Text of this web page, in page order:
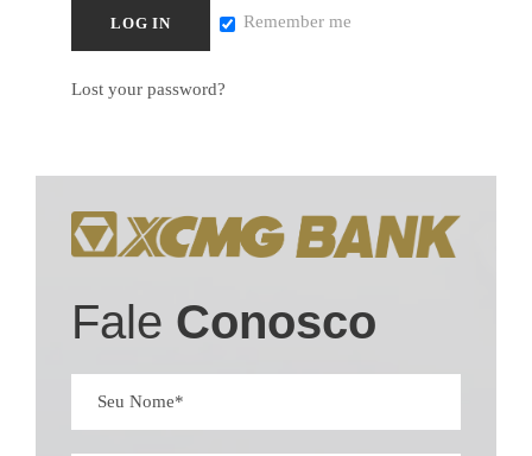
Remember me
Lost your password?
Fale Conosco